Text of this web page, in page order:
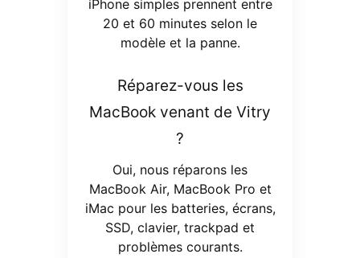
iPhone simples prennent entre
20 et 60 minutes selon le
modèle et la panne.
Réparez-vous les
MacBook venant de Vitry
?
Oui, nous réparons les
MacBook Air, MacBook Pro et
iMac pour les batteries, écrans,
SSD, clavier, trackpad et
problèmes courants.